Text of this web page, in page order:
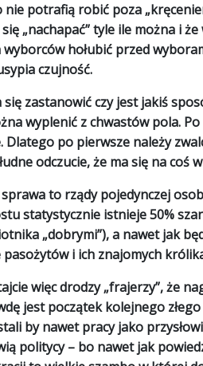
nie potrafią robić poza
„nachapać” tyle ile można i
wyborców hołubić przed
czujność.
się zastanowić czy jest jakiś
wyplenić z chwastów pola.
Dlatego po pierwsze należy
odczucie, że ma się na coś
to rządy pojedynczej
statystycznie istnieje 50%
„dobrymi”), a nawet jak
pasożytów i ich znajomych
więc drodzy „frajerzy”, że
jest początek kolejnego
by nawet pracy jako
politycy – bo nawet jak